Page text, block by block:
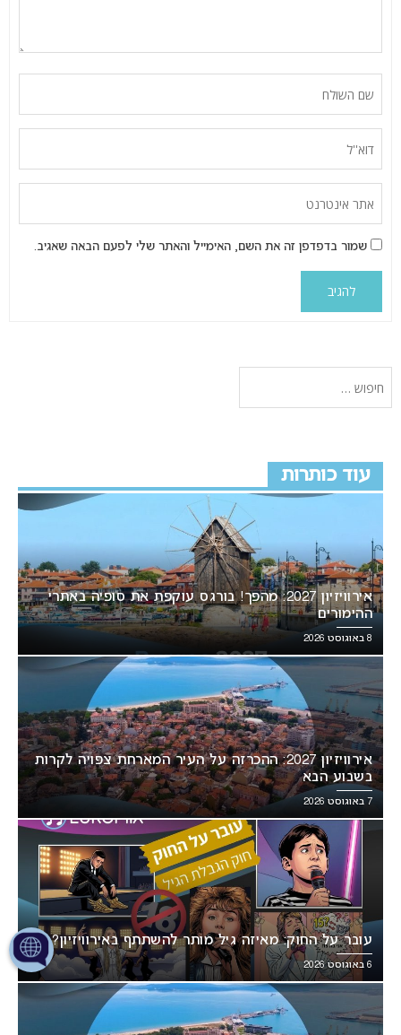
שמור בדפדפן זה את השם, האימייל והאתר שלי לפעם הבאה שאגיב.
עוד כותרות
אירוויזיון 2027: מהפך! בורגס עוקפת את סופיה באתרי
ההימורים
8 באוגוסט 2026
אירוויזיון 2027: ההכרזה על העיר המארחת צפויה לקרות
בשבוע הבא
7 באוגוסט 2026
עובר על החוק: מאיזה גיל מותר להשתתף באירוויזיון?
6 באוגוסט 2026